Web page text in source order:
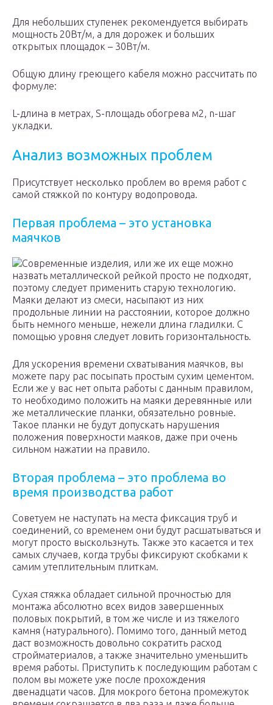
Для небольших ступенек рекомендуется выбирать
мощность 20Вт/м, а для дорожек и больших
открытых площадок – 30Вт/м.
Общую длину греющего кабеля можно рассчитать по
формуле:
L-длина в метрах, S-площадь обогрева м2, n-шаг
укладки.
Анализ возможных проблем
Присутствует несколько проблем во время работ с
самой стяжкой по контуру водопровода.
Первая проблема – это установка
маячков
Современные изделия, или же их еще можно
назвать металлической рейкой просто не подходят,
поэтому следует применить старую технологию.
Маяки делают из смеси, насыпают из них
продольные линии на расстоянии, которое должно
быть немного меньше, нежели длина гладилки. С
помощью уровня следует ловить горизонтальность.
Для ускорения времени схватывания маячков, вы
можете пару рас посыпать простым сухим цементом.
Если же у вас нет опыта работы с данным правилом,
то необходимо положить на маяки деревянные или
же металлические планки, обязательно ровные.
Такое планки не будут допускать нарушения
положения поверхности маяков, даже при очень
сильном нажатии на правило.
Вторая проблема – это проблема во
время производства работ
Советуем не наступать на места фиксация труб и
соединений, со временем они будут расшатываться и
могут просто выскользнуть. Также это касается и тех
самых случаев, когда трубы фиксируют скобками к
самим утеплительным плиткам.
Сухая стяжка обладает сильной прочностью для
монтажа абсолютно всех видов завершенных
половых покрытий, в том же числе и из тяжелого
камня (натурального). Помимо того, данный метод
даст возможность довольно сократить расход
стройматериалов, а также значительно уменьшить
время работы. Приступить к последующим работам с
полом вы можете уже после прохождения
двенадцати часов. Для мокрого бетона промежуток